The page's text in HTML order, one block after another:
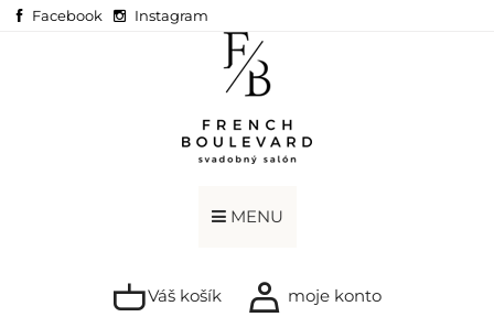
Facebook Instagram
MENU
Váš košík moje konto